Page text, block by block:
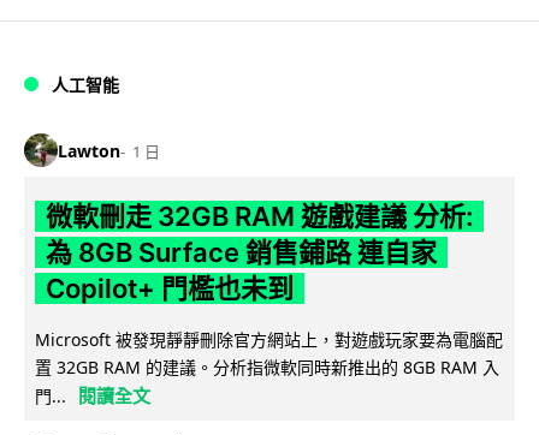
人工智能
Lawton 1 日
微軟刪走 32GB RAM 遊戲建議 分析:
為 8GB Surface 銷售鋪路 連自家
Copilot+ 門檻也未到
Microsoft 被發現靜靜刪除官方網站上，對遊戲玩家要為電腦配
置 32GB RAM 的建議。分析指微軟同時新推出的 8GB RAM 入
門...
閱讀全文